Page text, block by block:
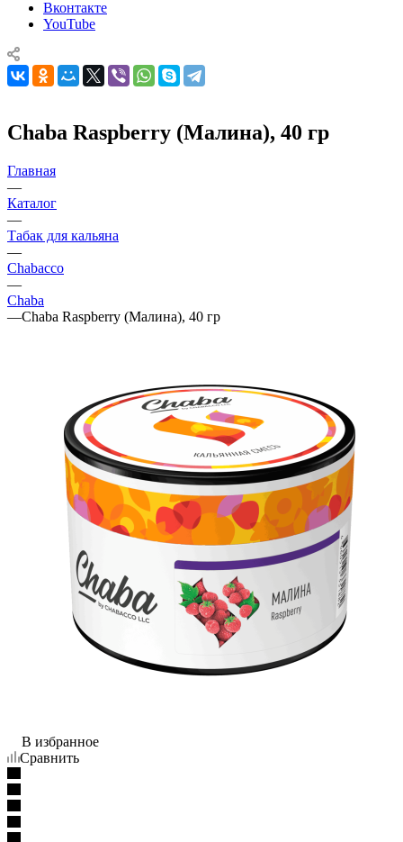
Вконтакте
YouTube
Chaba Raspberry (Малина), 40 гр
Главная
—
Каталог
—
Табак для кальяна
—
Chabacco
—
Chaba
—Chaba Raspberry (Малина), 40 гр
В избранное
Сравнить